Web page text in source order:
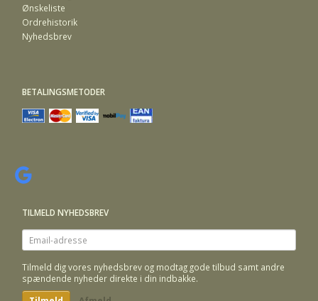
Ønskeliste
Ordrehistorik
Nyhedsbrev
BETALINGSMETODER
TILMELD NYHEDSBREV
Email-
adresse
Tilmeld dig vores nyhedsbrev og modtag gode tilbud samt andre
spændende nyheder direkte i din indbakke.